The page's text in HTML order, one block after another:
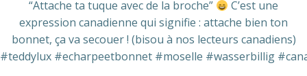
“Attache ta tuque avec de la broche”
C’est une
expression canadienne qui signifie : attache bien ton
bonnet, ça va secouer ! (bisou à nos lecteurs canadiens)
#teddylux #echarpeetbonnet #moselle #wasserbillig